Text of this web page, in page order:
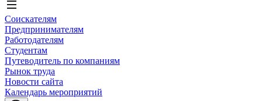
Соискателям
Предпринимателям
Работодателям
Студентам
Путеводитель по компаниям
Рынок труда
Новости сайта
Календарь мероприятий